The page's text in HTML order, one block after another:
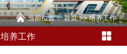
当前位置： 首页>>培养工作
培养工作